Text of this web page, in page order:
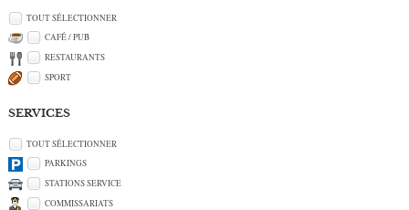
TOUT SÉLECTIONNER
CAFÉ / PUB
RESTAURANTS
SPORT
SERVICES
TOUT SÉLECTIONNER
PARKINGS
STATIONS SERVICE
COMMISSARIATS